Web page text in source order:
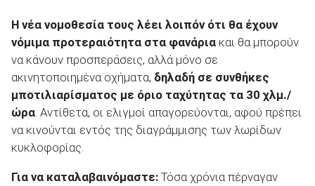
Η νέα νομοθεσία τους λέει λοιπόν ότι θα έχουν
νόμιμα προτεραιότητα στα φανάρια και θα μπορούν
να κάνουν προσπεράσεις, αλλά μόνο σε
ακινητοποιημένα οχήματα, δηλαδή σε συνθήκες
μποτιλιαρίσματος με όριο ταχύτητας τα 30 χλμ./
ώρα. Αντίθετα, οι ελιγμοί απαγορεύονται, αφού πρέπει
να κινούνται εντός της διαγράμμισης των λωρίδων
κυκλοφορίας.
Για να καταλαβαινόμαστε: Τόσα χρόνια πέρναγαν